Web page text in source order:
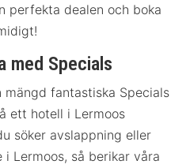
perfekta dealen och boka
med Specials
fantastiska Specials
ett hotell i Lermoos
söker avslappning eller
Lermoos, så berikar våra